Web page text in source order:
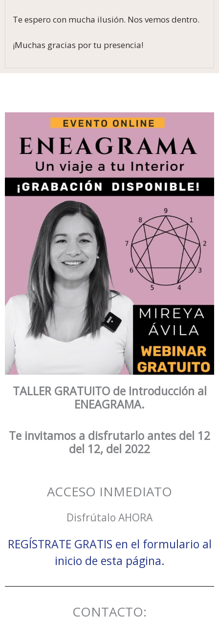
Te espero con mucha ilusión. Nos vemos dentro.
¡Muchas gracias por tu presencia!
TALLER GRATUITO de Introducción al
ENEAGRAMA.
Te invitamos a disfrutarlo antes del 12
del 12, del 2022
ACCESO INMEDIATO
Disfrútalo AHORA
REGÍSTRATE GRATIS en el formulario al
inicio de esta página.
CONTACTO: